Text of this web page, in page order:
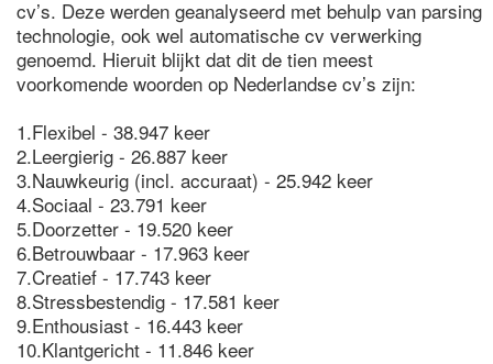
cv’s. Deze werden geanalyseerd met behulp van parsing
technologie, ook wel automatische cv verwerking
genoemd. Hieruit blijkt dat dit de tien meest
voorkomende woorden op Nederlandse cv’s zijn:
1.Flexibel - 38.947 keer
2.Leergierig - 26.887 keer
3.Nauwkeurig (incl. accuraat) - 25.942 keer
4.Sociaal - 23.791 keer
5.Doorzetter - 19.520 keer
6.Betrouwbaar - 17.963 keer
7.Creatief - 17.743 keer
8.Stressbestendig - 17.581 keer
9.Enthousiast - 16.443 keer
10.Klantgericht - 11.846 keer